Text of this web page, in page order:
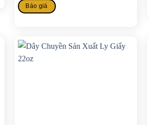
Báo giá